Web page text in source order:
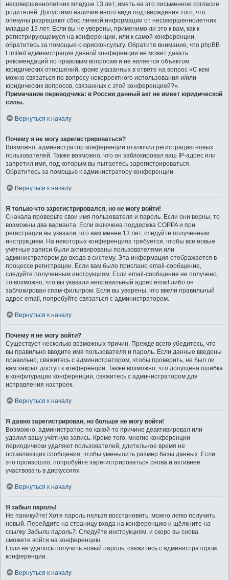
несовершеннолетних младше 13 лет, иметь на это письменное согласие
родителей. Допустимо наличие иного вида подтверждения того, что
опекуны разрешают сбор личной информации от несовершеннолетних
младше 13 лет. Если вы не уверены, применимо ли это к вам, как к
регистрирующемуся на конференции, или к самой конференции,
обратитесь за помощью к юрисконсульту. Обратите внимание, что phpBB
Limited администрация данной конференции не может давать
рекомендаций по правовым вопросам и не является объектом
юридических отношений, кроме указанных в ответе на вопрос «С кем
можно связаться по вопросу некорректного использования и/или
юридических вопросов, связанных с этой конференцией?».
Примечание переводчика: в России данный акт не имеет юридической
силы..
Вернуться к началу
Почему я не могу зарегистрироваться?
Возможно, администратор конференции отключил регистрацию новых
пользователей. Также возможно, что он заблокировал ваш IP-адрес или
запретил имя, под которым вы пытаетесь зарегистрироваться.
Обратитесь за помощью к администратору конференции.
Вернуться к началу
Я только что зарегистрировался, но не могу войти!
Сначала проверьте свои имя пользователя и пароль. Если они верны, то
возможны два варианта. Если включена поддержка COPPA и при
регистрации вы указали, что вам менее 13 лет, следуйте полученным
инструкциям. На некоторых конференциях требуется, чтобы все новые
учётные записи были активированы пользователями или
администратором до входа в систему. Эта информация отображается в
процессе регистрации. Если вам было прислано email-сообщение,
следуйте полученным инструкциям. Если email-сообщение не получено,
то возможно, что вы указали неправильный адрес email либо он
заблокирован спам-фильтром. Если вы уверены, что ввели правильный
адрес email, попробуйте связаться с администратором.
Вернуться к началу
Почему я не могу войти?
Существует несколько возможных причин. Прежде всего убедитесь, что
вы правильно вводите имя пользователя и пароль. Если данные введены
правильно, свяжитесь с администратором, чтобы проверить, не был ли
вам закрыт доступ к конференции. Также возможно, что допущена ошибка
в конфигурации конференции, свяжитесь с администратором для
исправления настроек.
Вернуться к началу
Я давно зарегистрирован, но больше не могу войти!
Возможно, администратор по какой-то причине деактивировал или
удалил вашу учётную запись. Кроме того, многие конференции
периодически удаляют пользователей, длительное время не
оставляющих сообщения, чтобы уменьшить размер базы данных. Если
это произошло, попробуйте зарегистрироваться снова и активнее
участвовать в дискуссиях.
Вернуться к началу
Я забыл пароль!
Не паникуйте! Хотя пароль нельзя восстановить, можно легко получить
новый. Перейдите на страницу входа на конференцию и щёлкните на
ссылку Забыли пароль?. Следуйте инструкциям, и скоро вы снова
сможете войти на конференцию.
Если не удалось получить новый пароль, свяжитесь с администратором
конференции.
Вернуться к началу